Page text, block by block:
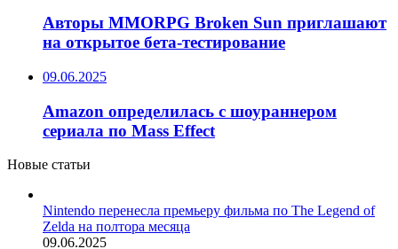
Авторы MMORPG Broken Sun приглашают
на открытое бета-тестирование
09.06.2025
Amazon определилась с шоураннером
сериала по Mass Effect
Новые статьи
Nintendo перенесла премьеру фильма по The Legend of
Zelda на полтора месяца
09.06.2025